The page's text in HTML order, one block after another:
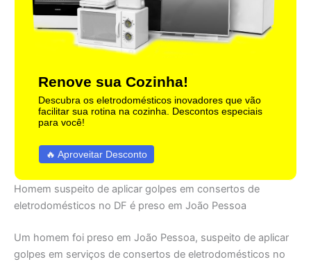
Renove sua Cozinha!
Descubra os eletrodomésticos inovadores que vão
facilitar sua rotina na cozinha. Descontos especiais
para você!
🔥 Aproveitar Desconto
Homem suspeito de aplicar golpes em consertos de
eletrodomésticos no DF é preso em João Pessoa
Um homem foi preso em João Pessoa, suspeito de aplicar
golpes em serviços de consertos de eletrodomésticos no